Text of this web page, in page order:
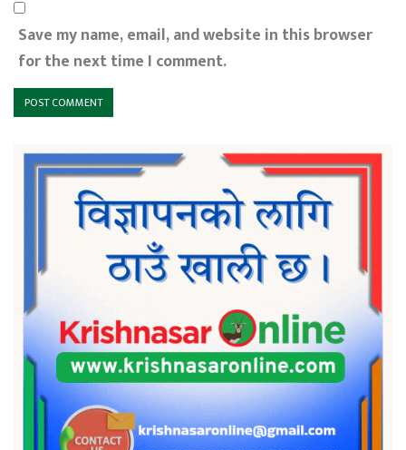
Save my name, email, and website in this browser
for the next time I comment.